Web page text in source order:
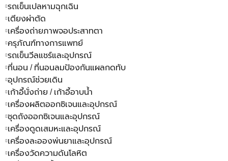
รถเข็นเปลหามฉุกเฉิน
เตียงผ่าตัด
เครื่องถ่ายภาพจอประสาทตา
ครุภัณฑ์ทางการแพทย์
รถเข็นวีลแชร์และอุปกรณ์
ที่นอน / ที่นอนลมป้องกันแผลกดทับ
อุปกรณ์ช่วยเดิน
เก้าอี้นั่งถ่าย / เก้าอี้อาบน้ำ
เครื่องผลิตออกซิเจนและอุปกรณ์
ชุดถังออกซิเจนและอุปกรณ์
เครื่องดูดเสมหะและอุปกรณ์
เครื่องละอองพ่นยาและอุปกรณ์
เครื่องวัดความดันโลหิต